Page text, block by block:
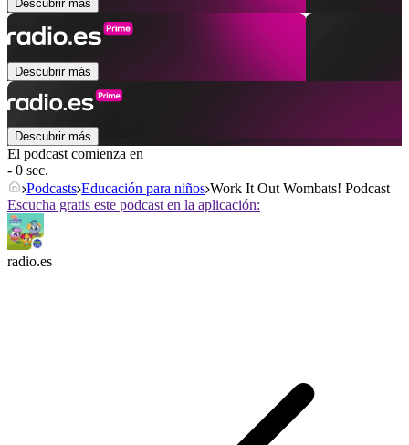
Descubrir más
Descubrir más
Descubrir más
El podcast comienza en
- 0 sec.
Podcasts Educación para niños Work It Out Wombats! Podcast
Escucha gratis este podcast en la aplicación:
radio.es